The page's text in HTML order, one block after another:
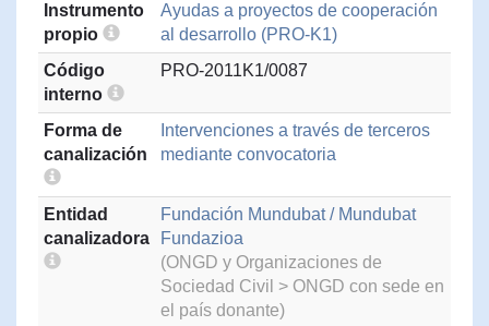
Instrumento
propio
Ayudas a proyectos de cooperación
al desarrollo (PRO-K1)
Código
interno
PRO-2011K1/0087
Forma de
canalización
Intervenciones a través de terceros
mediante convocatoria
Entidad
canalizadora
Fundación Mundubat / Mundubat
Fundazioa
(ONGD y Organizaciones de
Sociedad Civil > ONGD con sede en
el país donante)